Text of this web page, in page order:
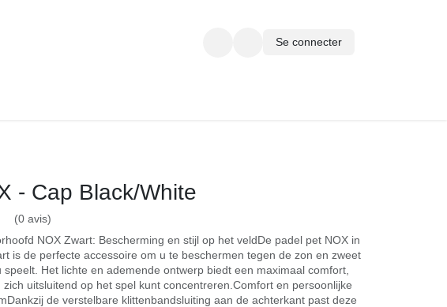
Se connecter
- Cap Black/White
(0 avis)
NOX Zwart: Bescherming en stijl op het veldDe padel pet NOX in het
de perfecte accessoire om u te beschermen tegen de zon en zweet
speelt. Het lichte en ademende ontwerp biedt een maximaal comfort,
zich uitsluitend op het spel kunt concentreren.Comfort en persoonlijke
de verstelbare klittenbandsluiting aan de achterkant past deze